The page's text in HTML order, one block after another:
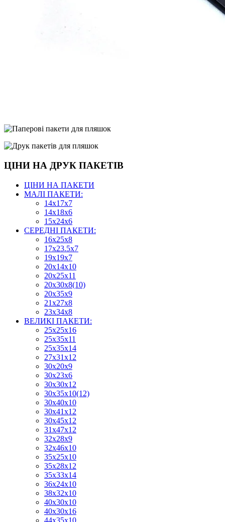
ЦІНИ НА ДРУК ПАКЕТІВ
ЦІНИ НА ПАКЕТИ
МАЛІ ПАКЕТИ:
14х17х7
14х18х6
15х24х6
СЕРЕДНІ ПАКЕТИ:
16х25х8
17х23.5х7
19х19х7
20х14х10
20х25х11
20х30х8(10)
20х35х9
21х27х8
23х34х8
ВЕЛИКІ ПАКЕТИ:
25х25х16
25х35х11
25х35х14
27х31х12
30х20х9
30х23х6
30х30х12
30х35х10(12)
30х40х10
30х41х12
30х45х12
31х47х12
32х28х9
32х46х10
35х25х10
35х28х12
35х33х14
36х24х10
38х32х10
40х30х10
40х30х16
44х35х10